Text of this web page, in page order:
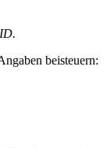
beisteuern: